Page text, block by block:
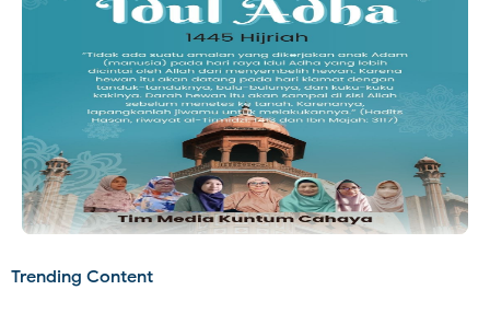
Trending Content